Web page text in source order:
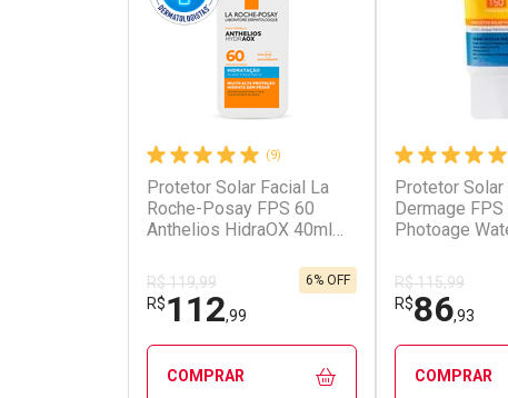
(9)
Protetor Solar Facial La
Roche-Posay FPS 60
Anthelios HidraOX 40ml
R$ 119,99
R$112,99
6% OFF
COMPRAR
Protetor Solar
Dermage FPS
Photoage
R$ 115,99
R$86,93
COMPRAR